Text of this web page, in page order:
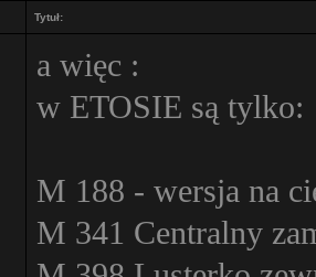
Tytuł:
a więc :
w ETOSIE są tylko:
M 188 - wersja na
M 341 Centralny